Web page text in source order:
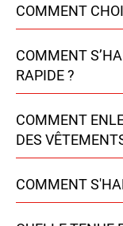
COMMENT
COMMENT
RAPIDE ?
COMMENT
DES
COMMENT